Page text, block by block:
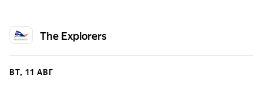
The Explorers
ВТ, 11 АВГ